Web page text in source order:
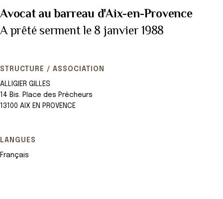
Avocat au barreau d'Aix-en-Provence
A prêté serment le 8 janvier 1988
STRUCTURE / ASSOCIATION
ALLIGIER GILLES
14 Bis. Place des Prêcheurs
13100 AIX EN PROVENCE
LANGUES
Français